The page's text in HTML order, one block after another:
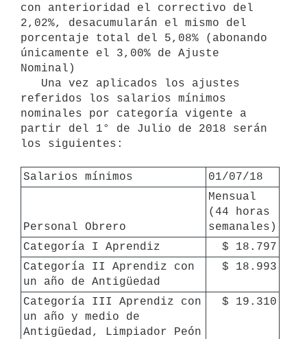
con anterioridad el correctivo del
2,02%, desacumularán el mismo del
porcentaje total del 5,08% (abonando
únicamente el 3,00% de Ajuste
Nominal)
referidos los salarios mínimos
nominales por categoría vigente a
partir del 1° de Julio de 2018 serán
los siguientes:
Salarios mínimos 01/07/18
Personal Obrero
Mensual
(44 horas
semanales)
Categoría I Aprendiz
$ 18.797
Categoría II Aprendiz con
un año de Antigüedad
$ 18.993
Categoría III Aprendiz con
un año y medio de
Antigüedad, Limpiador Peón
$ 19.310